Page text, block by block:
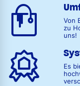
Von
zu
uns!
Es